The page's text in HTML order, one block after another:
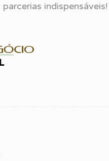
indispensáveis!